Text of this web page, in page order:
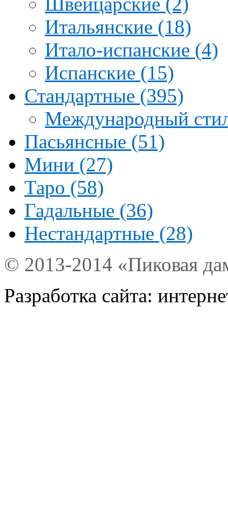
Итальянские (18)
Итало-испанские (4)
Испанские (15)
Стандартные (395)
Международный
Пасьянсные (51)
Мини (27)
Таро (58)
Гадальные (36)
Нестандартные (28)
© 2013-2014 «Пиковая
Разработка сайта: